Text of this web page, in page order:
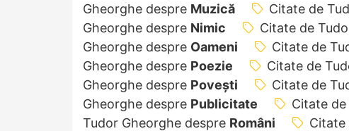
Gheorghe despre Muzică Citate de
Gheorghe despre Nimic Citate de
Gheorghe despre Oameni Citate de
Gheorghe despre Poezie Citate de
Gheorghe despre Povești Citate de
Gheorghe despre Publicitate Citate
Tudor Gheorghe despre Români Citate